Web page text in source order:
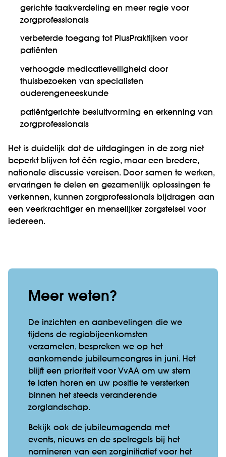
gerichte taakverdeling en meer regie voor
zorgprofessionals
verbeterde toegang tot PlusPraktijken voor
patiënten
verhoogde medicatieveiligheid door
thuisbezoeken van specialisten
ouderengeneeskunde
patiëntgerichte besluitvorming en erkenning van
zorgprofessionals
Het is duidelijk dat de uitdagingen in de zorg niet
beperkt blijven tot één regio, maar een bredere,
nationale discussie vereisen. Door samen te werken,
ervaringen te delen en gezamenlijk oplossingen te
verkennen, kunnen zorgprofessionals bijdragen aan
een veerkrachtiger en menselijker zorgstelsel voor
iedereen.
Meer weten?
De inzichten en aanbevelingen die we
tijdens de regiobijeenkomsten
verzamelen, bespreken we op het
aankomende jubileumcongres in juni. Het
blijft een prioriteit voor VvAA om uw stem
te laten horen en uw positie te versterken
binnen het steeds veranderende
zorglandschap.
Bekijk ook de jubileumagenda met
events, nieuws en de spelregels bij het
nomineren van een zorginitiatief voor het